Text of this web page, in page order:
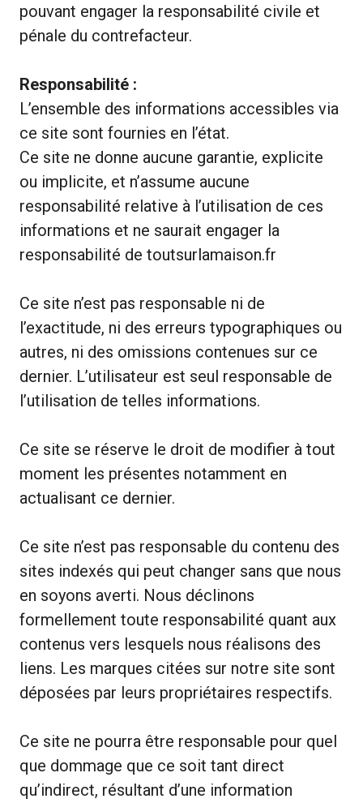
pouvant engager la responsabilité civile et
pénale du contrefacteur.
Responsabilité :
L’ensemble des informations accessibles via
ce site sont fournies en l’état.
Ce site ne donne aucune garantie, explicite
ou implicite, et n’assume aucune
responsabilité relative à l’utilisation de ces
informations et ne saurait engager la
responsabilité de toutsurlamaison.fr
Ce site n’est pas responsable ni de
l’exactitude, ni des erreurs typographiques ou
autres, ni des omissions contenues sur ce
dernier. L’utilisateur est seul responsable de
l’utilisation de telles informations.
Ce site se réserve le droit de modifier à tout
moment les présentes notamment en
actualisant ce dernier.
Ce site n’est pas responsable du contenu des
sites indexés qui peut changer sans que nous
en soyons averti. Nous déclinons
formellement toute responsabilité quant aux
contenus vers lesquels nous réalisons des
liens. Les marques citées sur notre site sont
déposées par leurs propriétaires respectifs.
Ce site ne pourra être responsable pour quel
que dommage que ce soit tant direct
qu’indirect, résultant d’une information